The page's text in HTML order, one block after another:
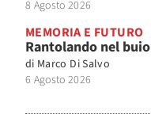
8 Agosto 2026
MEMORIA E FUTURO
Rantolando nel buio
di Marco Di Salvo
6 Agosto 2026